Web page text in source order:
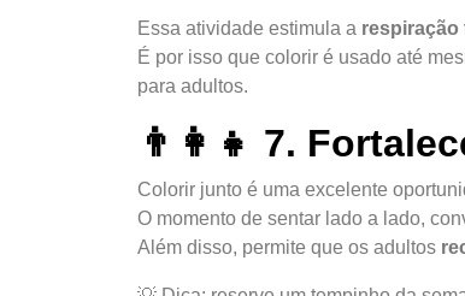
Essa atividade estimula a respiração
É por isso que colorir é usado até
para adultos.
👨‍👩‍👧 7.
Colorir junto é uma excelente
O momento de sentar lado a lado,
Além disso, permite que os adultos